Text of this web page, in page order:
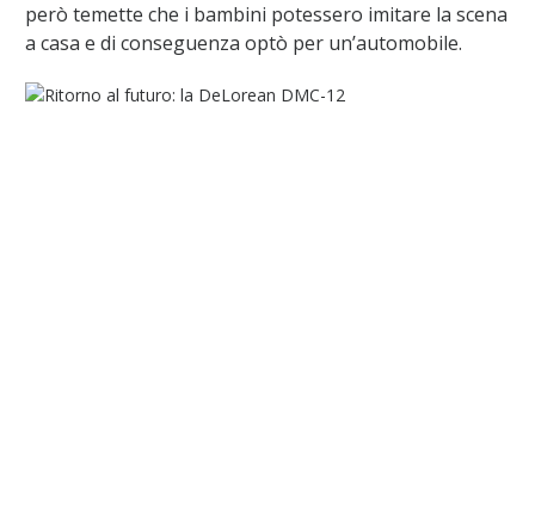
però temette che i bambini potessero imitare la scena
a casa e di conseguenza optò per un’automobile.